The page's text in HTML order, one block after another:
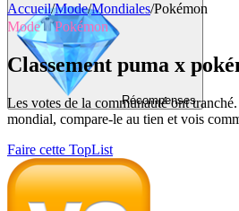
Récompenses
Accueil/Mode/Mondiales/Pokémon
Mode
Pokémon
Classement puma x
Les votes de la communauté ont
mondial, compare-le au tien et vois
Faire cette TopList